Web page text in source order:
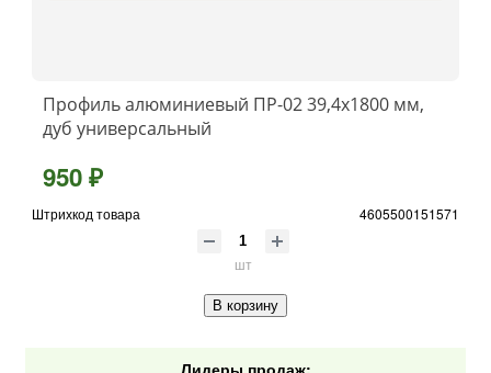
Профиль алюминиевый ПР-02 39,4x1800 мм,
дуб универсальный
950 ₽
Штрихкод товара 4605500151571
шт
В корзину